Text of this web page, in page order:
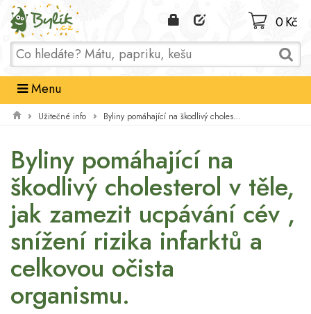
Domů
0 Kč
Menu
Užitečné info Byliny pomáhající na škodlivý cholesterol v těle, jak zamezit ucpávání cév , snížení rizika infarktů a celkovou očista organismu.
Byliny pomáhající na
škodlivý cholesterol v těle,
jak zamezit ucpávání cév ,
snížení rizika infarktů a
celkovou očista
organismu.